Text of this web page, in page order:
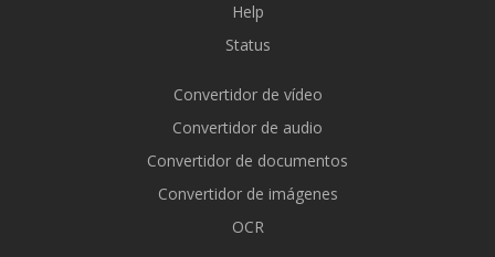
Help
Status
Convertidor de vídeo
Convertidor de audio
Convertidor de documentos
Convertidor de imágenes
OCR